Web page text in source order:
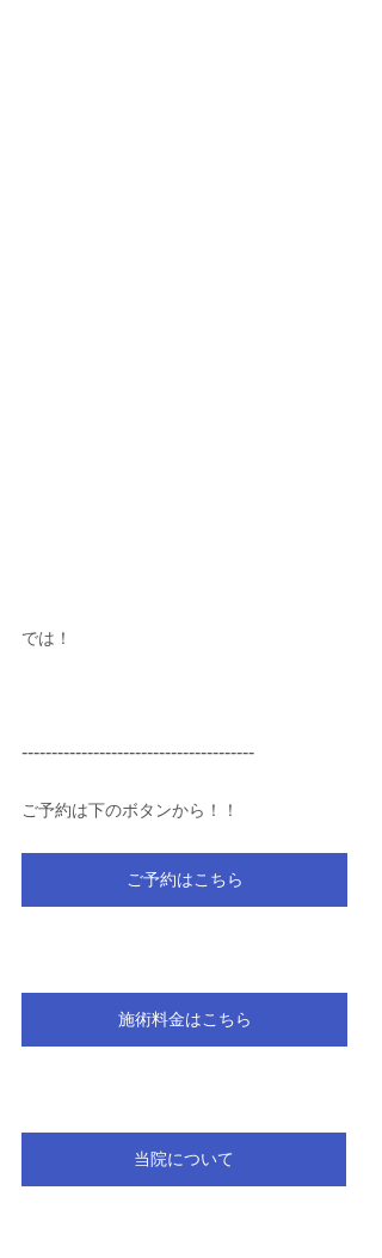
では！
---------------------------------------
ご予約は下のボタンから！！
ご予約はこちら
施術料金はこちら
当院について